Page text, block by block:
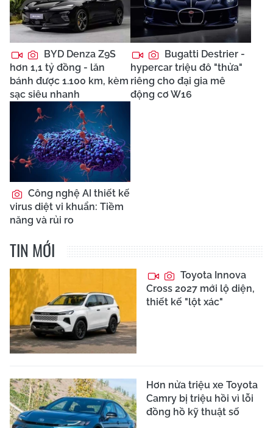
BYD Denza Z9S
hơn 1,1 tỷ đồng - lăn
bánh được 1.100 km, kèm
sạc siêu nhanh
Bugatti Destrier -
hypercar triệu đô "thửa"
riêng cho đại gia mê
động cơ W16
Công nghệ AI thiết kế
virus diệt vi khuẩn: Tiềm
năng và rủi ro
TIN MỚI
Toyota Innova
Cross 2027 mới lộ diện,
thiết kế "lột xác"
Hơn nửa triệu xe Toyota
Camry bị triệu hồi vì lỗi
đồng hồ kỹ thuật số